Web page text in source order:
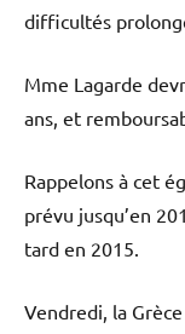
difficultés
Mme Lagarde
ans, et
Rappelons à cet
prévu jusqu’en
tard en 2015.
Vendredi, la